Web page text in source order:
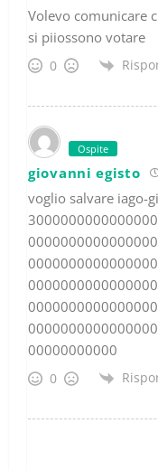
Volevo comunicare
si piiossono votare
0
Ospite
giovanni egisto
voglio salvare iago-
00000000000
0